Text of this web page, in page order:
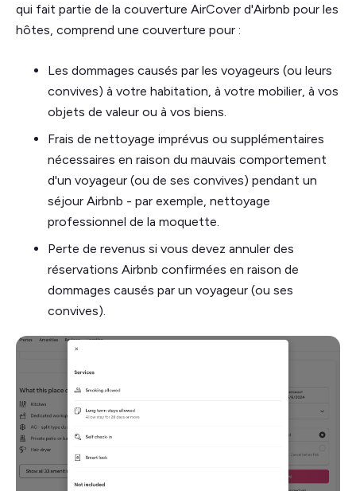
qui fait partie de la couverture AirCover d'Airbnb pour les
hôtes, comprend une couverture pour :
Les dommages causés par les voyageurs (ou leurs
convives) à votre habitation, à votre mobilier, à vos
objets de valeur ou à vos biens.
Frais de nettoyage imprévus ou supplémentaires
nécessaires en raison du mauvais comportement
d'un voyageur (ou de ses convives) pendant un
séjour Airbnb - par exemple, nettoyage
professionnel de la moquette.
Perte de revenus si vous devez annuler des
réservations Airbnb confirmées en raison de
dommages causés par un voyageur (ou ses
convives).